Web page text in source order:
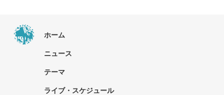
ホーム
ニュース
テーマ
ライブ・スケジュール